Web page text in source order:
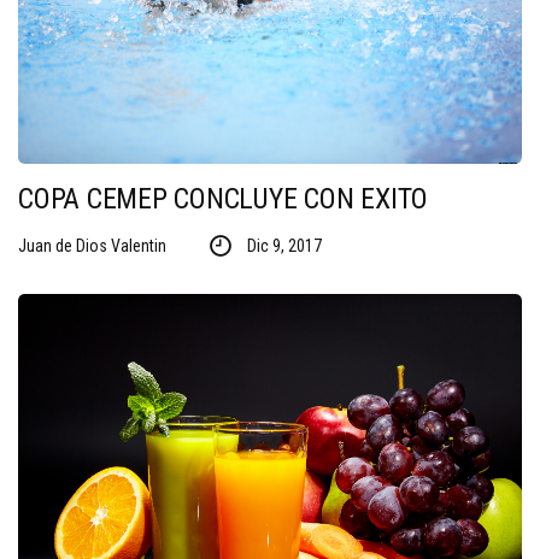
COPA CEMEP CONCLUYE CON EXITO
Juan de Dios Valentin Dic 9, 2017